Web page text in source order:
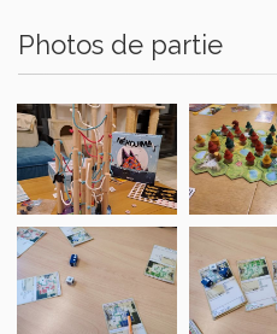
Photos de partie